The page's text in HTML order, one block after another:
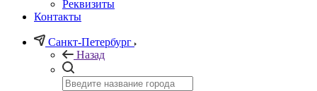
Реквизиты
Контакты
Санкт-Петербург
Назад